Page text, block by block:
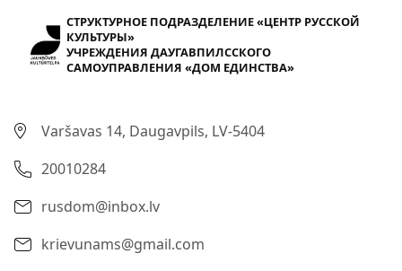
СТРУКТУРНОЕ ПОДРАЗДЕЛЕНИЕ «ЦЕНТР РУССКОЙ
КУЛЬТУРЫ»
УЧРЕЖДЕНИЯ ДАУГАВПИЛССКОГО
САМОУПРАВЛЕНИЯ «ДОМ ЕДИНСТВА»
Varšavas 14, Daugavpils, LV-5404
20010284
rusdom@inbox.lv
krievunams@gmail.com